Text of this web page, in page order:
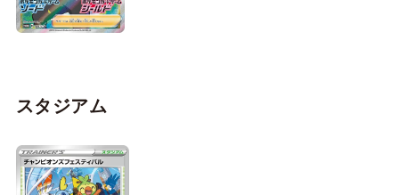
スタジアム